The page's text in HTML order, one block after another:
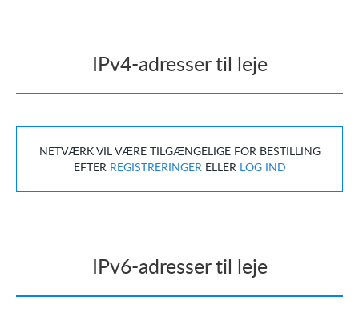
IPv4-adresser til leje
NETVÆRK VIL VÆRE TILGÆNGELIGE FOR BESTILLING
EFTER REGISTRERINGERELLER LOG IND
IPv6-adresser til leje